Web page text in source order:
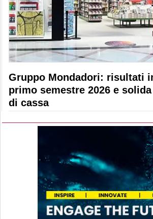
Gruppo Mondadori: risultati
primo semestre 2026 e
di cassa